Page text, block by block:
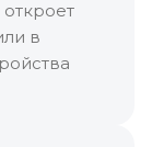
откроет
в